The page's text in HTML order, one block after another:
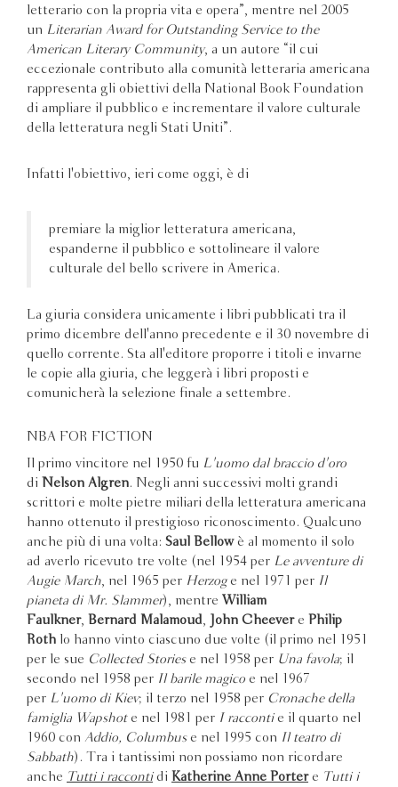
letterario con la propria vita e opera”, mentre nel 2005
un Literarian Award for Outstanding Service to the
American Literary Community, a un autore “il cui
eccezionale contributo alla comunità letteraria americana
rappresenta gli obiettivi della National Book Foundation
di ampliare il pubblico e incrementare il valore culturale
della letteratura negli Stati Uniti”.
Infatti l'obiettivo, ieri come oggi, è di
premiare la miglior letteratura americana,
espanderne il pubblico e sottolineare il valore
culturale del bello scrivere in America.
La giuria considera unicamente i libri pubblicati tra il
primo dicembre dell'anno precedente e il 30 novembre di
quello corrente. Sta all'editore proporre i titoli e invarne
le copie alla giuria, che leggerà i libri proposti e
comunicherà la selezione finale a settembre.
NBA FOR FICTION
Il primo vincitore nel 1950 fu L'uomo dal braccio d'oro
di Nelson Algren. Negli anni successivi molti grandi
scrittori e molte pietre miliari della letteratura americana
hanno ottenuto il prestigioso riconoscimento. Qualcuno
anche più di una volta: Saul Bellowè al momento il solo
ad averlo ricevuto tre volte (nel 1954 per Le avventure di
Augie March , nel 1965 per Herzoge nel 1971 per Il
pianeta di Mr. Slammer), mentre William
Faulkner, Bernard Malamoud John Cheever e Philip
Roth lo hanno vinto ciascuno due volte (il primo nel 1951
per le sue Collected Storiese nel 1958 per Una favola; il
secondo nel 1958 per Il barile magico e nel 1967
per L'uomo di Kiev; il terzo nel 1958 per Cronache della
famiglia Wapshote nel 1981 per I raccontie il quarto nel
1960 con Addio, Columbuse nel 1995 con Il teatro di
Sabbath). Tra i tantissimi non possiamo non ricordare
anche Tutti i racconti di Katherine Anne Porter e Tutti i